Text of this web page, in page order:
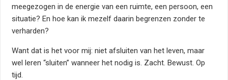
meegezogen in de energie van een ruimte, een persoon, een
situatie? En hoe kan ik mezelf daarin begrenzen zonder te
verharden?
Want dat is het voor mij: niet afsluiten van het leven, maar
wel leren “sluiten” wanneer het nodig is. Zacht. Bewust. Op
tijd.